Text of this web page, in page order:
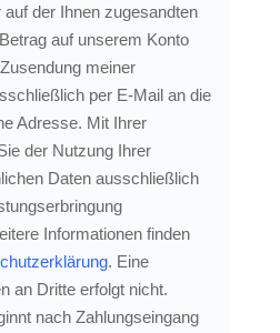
der Ihnen zugesandten
auf unserem Konto
meiner
per E-Mail an die
Adresse. Mit Ihrer
der Nutzung Ihrer
Daten ausschließlich
Informationen finden
. Eine
an Dritte erfolgt nicht.
nach Zahlungseingang